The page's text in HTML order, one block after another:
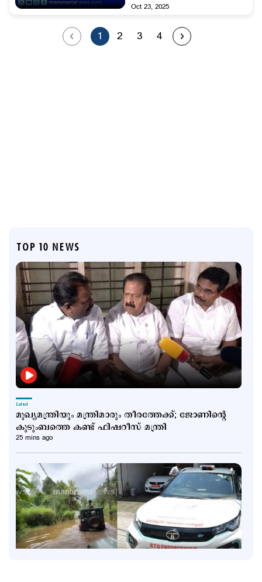
Oct 23, 2025
1 2 3 4
TOP 10 NEWS
Latest
മുഖ്യമന്ത്രിയും മന്ത്രിമാരും തീരത്തേക്ക്; ജോണിന്‍റെ
കുടുംബത്തെ കണ്ട് ഫിഷറീസ് മന്ത്രി
25 mins ago